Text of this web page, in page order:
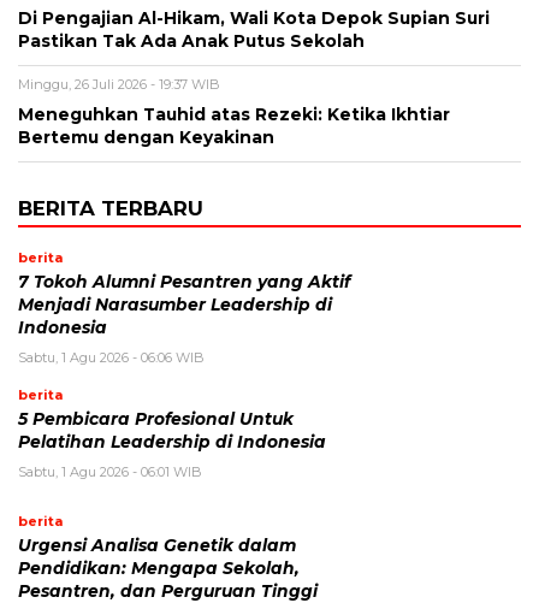
Di Pengajian Al-Hikam, Wali Kota Depok Supian Suri
Pastikan Tak Ada Anak Putus Sekolah
Minggu, 26 Juli 2026 - 19:37 WIB
Meneguhkan Tauhid atas Rezeki: Ketika Ikhtiar
Bertemu dengan Keyakinan
BERITA TERBARU
berita
7 Tokoh Alumni Pesantren yang Aktif
Menjadi Narasumber Leadership di
Indonesia
Sabtu, 1 Agu 2026 - 06:06 WIB
berita
5 Pembicara Profesional Untuk
Pelatihan Leadership di Indonesia
Sabtu, 1 Agu 2026 - 06:01 WIB
berita
Urgensi Analisa Genetik dalam
Pendidikan: Mengapa Sekolah,
Pesantren, dan Perguruan Tinggi